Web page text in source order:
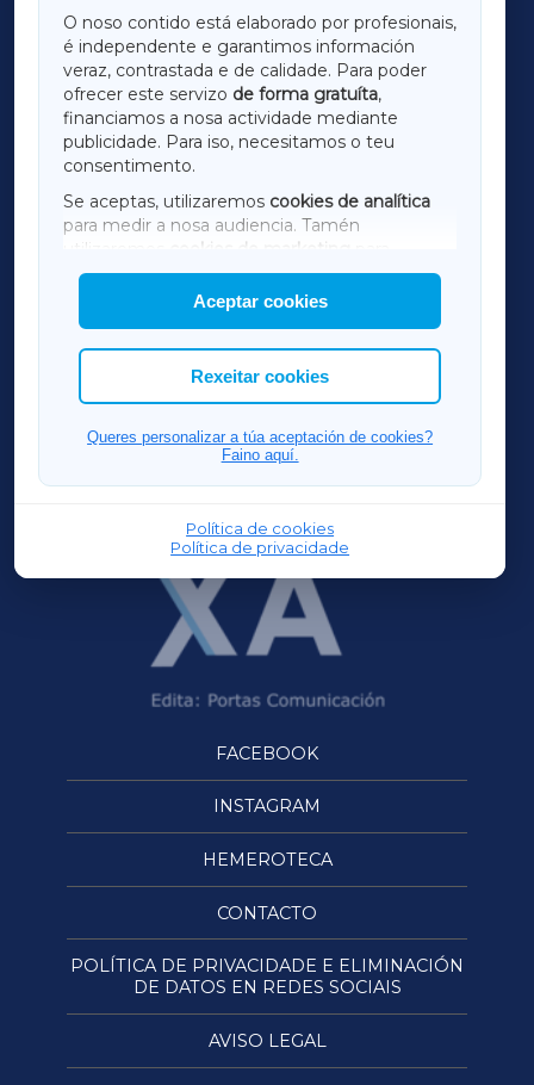
O noso contido está elaborado por profesionais,
é independente e garantimos información
veraz, contrastada e de calidade. Para poder
ofrecer este servizo de forma gratuíta,
financiamos a nosa actividade mediante
publicidade. Para iso, necesitamos o teu
consentimento.
Se aceptas, utilizaremos cookies de analítica
para medir a nosa audiencia. Tamén
utilizaremos
cookies de marketing
mostrar publicidade de terceiros.
Así mesmo, podes personalizar a elección das
cookies que desexas permitir.
Aceptar cookies
Rexeitar cookies
Queres personalizar a túa aceptación de cookies?
Faino aquí.
Política de cookies
Política de privacidade
LUGOXA
TERRACHAXA
AMARIÑAXA
RIBEIRASACRAXA
ACORUÑAXA
FERROLXA
OURENSEXA
FACEBOOK
INSTAGRAM
HEMEROTECA
CONTACTO
POLÍTICA DE PRIVACIDADE E ELIMINACIÓN
DE DATOS EN REDES SOCIAIS
AVISO LEGAL